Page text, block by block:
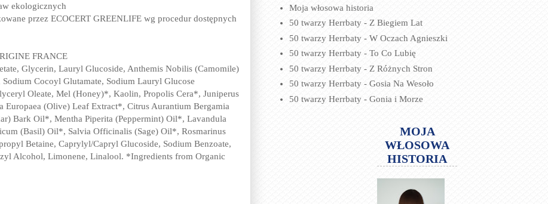
ekologicznych
przez ECOCERT GREENLIFE wg procedur dostępnych
FRANCE
Glycerin, Lauryl Glucoside, Anthemis Nobilis (Camomile)
Cocoyl Glutamate, Sodium Lauryl Glucose
Oleate, Mel (Honey)*, Kaolin, Propolis Cera*, Juniperus
(Olive) Leaf Extract*, Citrus Aurantium Bergamia
Bark Oil*, Mentha Piperita (Peppermint) Oil*, Lavandula
(Basil) Oil*, Salvia Officinalis (Sage) Oil*, Rosmarinus
Betaine, Caprylyl/Capryl Glucoside, Sodium Benzoate,
Alcohol, Limonene, Linalool. *Ingredients from Organic
Moja włosowa historia
50 twarzy Herrbaty - Z Biegiem Lat
50 twarzy Herrbaty - W Oczach Agnieszki
50 twarzy Herrbaty - To Co Lubię
50 twarzy Herrbaty - Z Różnych Stron
50 twarzy Herrbaty - Gosia Na Wesoło
50 twarzy Herrbaty - Gonia i Morze
MOJA
WŁOSOWA
HISTORIA